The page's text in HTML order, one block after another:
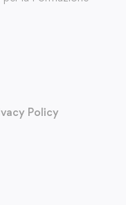
Policy